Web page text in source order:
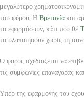
μεγαλύτερο
του φόρου. Η Βρετανία και
το εφαρμόσουν, κάτι που θέ
το υλοποιήσουν χωρίς τη
Ο φόρος σχεδιάζεται να
τις συμφωνίες επαναγοράς
Υπέρ της εφαρμογής του